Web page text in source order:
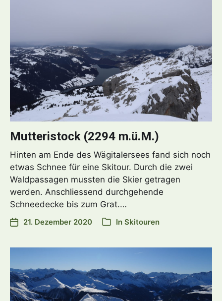
Mutteristock (2294 m.ü.M.)
Hinten am Ende des Wägitalersees fand sich noch
etwas Schnee für eine Skitour. Durch die zwei
Waldpassagen mussten die Skier getragen
werden. Anschliessend durchgehende
Schneedecke bis zum Grat.…
21. Dezember 2020 In Skitouren